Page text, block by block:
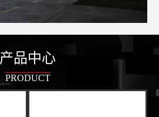
产品中心
PRODUCT